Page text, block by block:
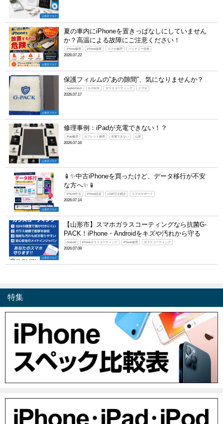
山形店ブログ
山形店ブログ
夏の車内にiPhoneを置きっぱなしにしていません
か？高温による故障にご注意ください！
iPhone修理 iPhone故障 スマホ修理 バッテリー交換
2026.07.22
山形店ブログ
保護フィルムの”あの隙間”、気になりませんか？
AppleWatch G-PACK ガラスコーティング スマホ
2026.07.17
山形店ブログ
修理事例：iPadが充電できない！？
iPad修理 タブレット修理 充電できない 山形
2026.07.16
山形店ブログ
📱✨中古iPhoneを買ったけど、データ移行が不安
な方へ✨📱
iPhone中古 iPhone設定 LINE引き継ぎ スマホサポート
2026.07.14
山形店ブログ
【山形市】スマホガラスコーティングなら抗菌G-
PACK！iPhone・Androidをキズや汚れから守る
Android iPhoneガラスコーティング iPhone修理 ガラスコーティング
2026.07.08
特集